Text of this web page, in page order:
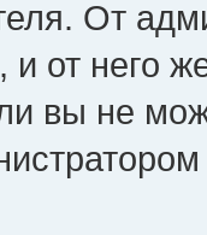
От
от него
вы не